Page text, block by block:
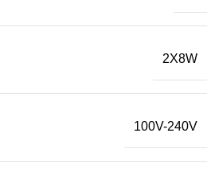
2X8W
100V-240V